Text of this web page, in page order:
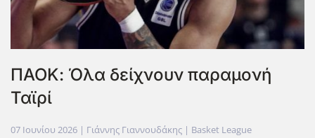
ΠΑΟΚ: Όλα δείχνουν παραμονή
Ταϊρί
07 Ιουνίου 2026 | Γιάννης Γιαννουδάκης | Basket League